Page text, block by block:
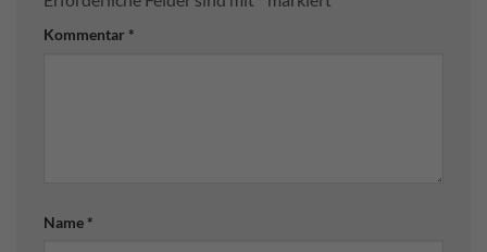
Kommentar *
Name *